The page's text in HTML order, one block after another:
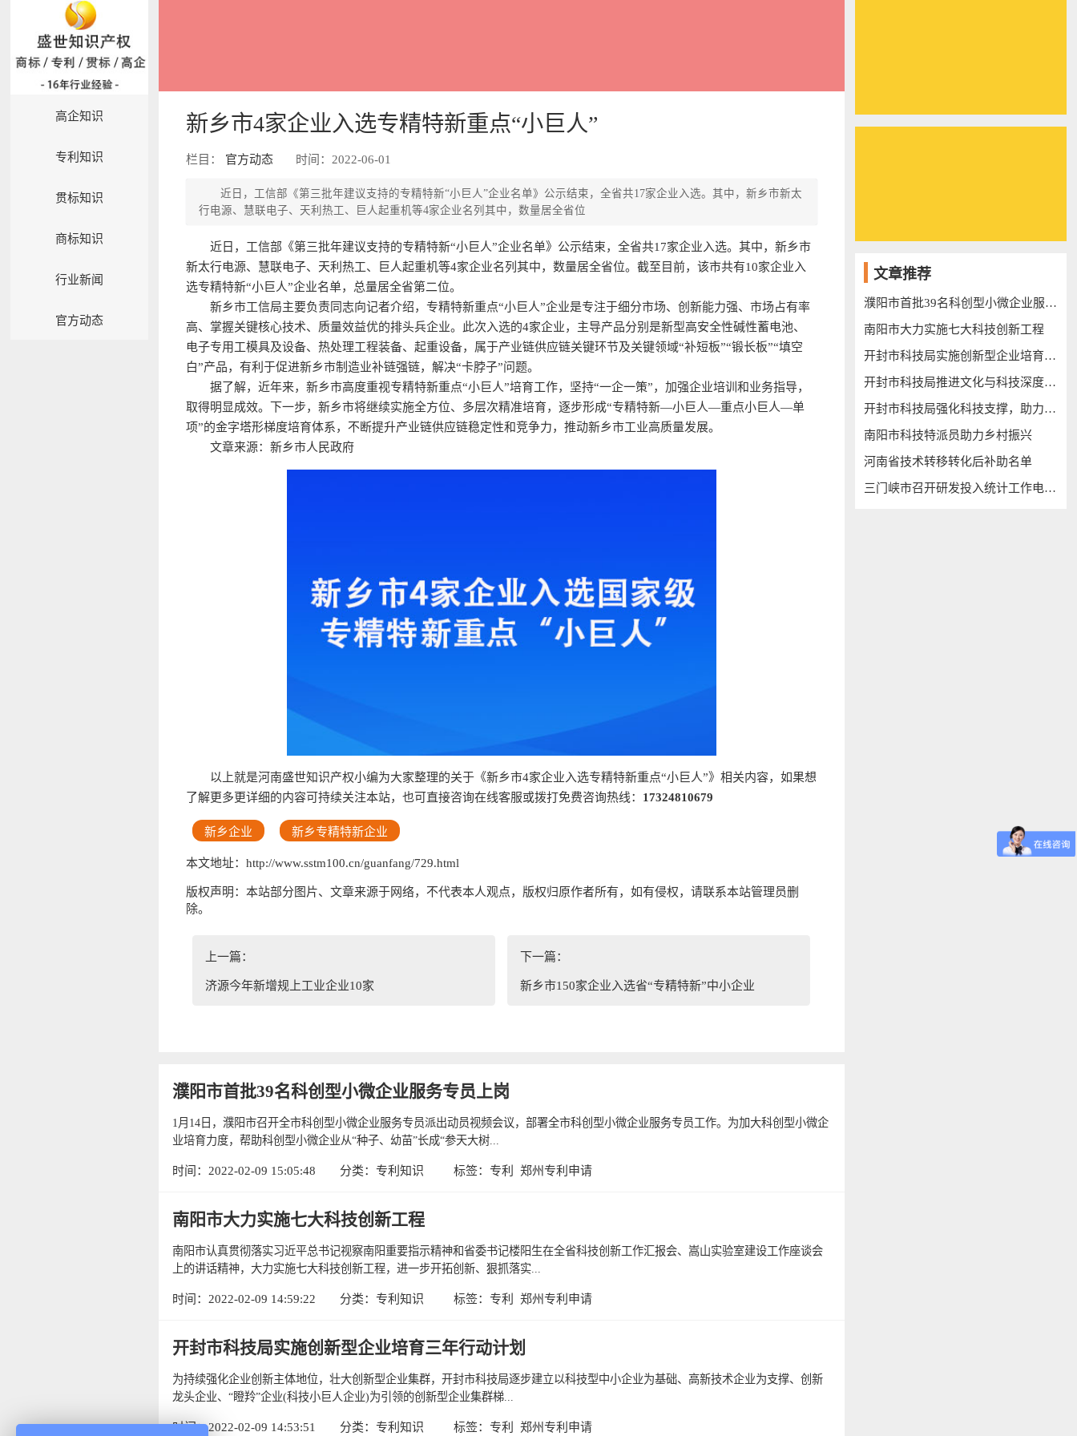
高企知识
专利知识
贯标知识
商标知识
行业新闻
官方动态
新乡市4家企业入选专精特新重点“小巨人”
栏目： 官方动态 时间：2022-06-01
近日，工信部《第三批年建议支持的专精特新“小巨人”企业名单》公示结束，全省共17家企业入选。其中，新乡市新太
行电源、慧联电子、天利热工、巨人起重机等4家企业名列其中，数量居全省位
近日，工信部《第三批年建议支持的专精特新“小巨人”企业名单》公示结束，全省共17家企业入选。其中，新乡市
新太行电源、慧联电子、天利热工、巨人起重机等4家企业名列其中，数量居全省位。截至目前，该市共有10家企业入
选专精特新“小巨人”企业名单，总量居全省第二位。
新乡市工信局主要负责同志向记者介绍，专精特新重点“小巨人”企业是专注于细分市场、创新能力强、市场占有率
高、掌握关键核心技术、质量效益优的排头兵企业。此次入选的4家企业，主导产品分别是新型高安全性碱性蓄电池、
电子专用工模具及设备、热处理工程装备、起重设备，属于产业链供应链关键环节及关键领域“补短板”“锻长板”“填空
白”产品，有利于促进新乡市制造业补链强链，解决“卡脖子”问题。
据了解，近年来，新乡市高度重视专精特新重点“小巨人”培育工作，坚持“一企一策”，加强企业培训和业务指导，
取得明显成效。下一步，新乡市将继续实施全方位、多层次精准培育，逐步形成“专精特新—小巨人—重点小巨人—单
项”的金字塔形梯度培育体系，不断提升产业链供应链稳定性和竞争力，推动新乡市工业高质量发展。
文章来源：新乡市人民政府
以上就是河南盛世知识产权小编为大家整理的关于《新乡市4家企业入选专精特新重点“小巨人”》相关内容，如果想
了解更多更详细的内容可持续关注本站，也可直接咨询在线客服或拨打免费咨询热线： 17324810679
新乡企业 新乡专精特新企业
本文地址：http://www.sstm100.cn/guanfang/729.html
版权声明：本站部分图片、文章来源于网络，不代表本人观点，版权归原作者所有，如有侵权，请联系本站管理员删
除。
上一篇：
济源今年新增规上工业企业10家
下一篇：
新乡市150家企业入选省“专精特新”中小企业
濮阳市首批39名科创型小微企业服务专员上岗
1月14日，濮阳市召开全市科创型小微企业服务专员派出动员视频会议，部署全市科创型小微企业服务专员工作。为加大科创型小微企
业培育力度，帮助科创型小微企业从“种子、幼苗”长成“参天大树...
时间：2022-02-09 15:05:48 分类： 专利知识 标签：专利 郑州专利申请
南阳市大力实施七大科技创新工程
南阳市认真贯彻落实习近平总书记视察南阳重要指示精神和省委书记楼阳生在全省科技创新工作汇报会、嵩山实验室建设工作座谈会
上的讲话精神，大力实施七大科技创新工程，进一步开拓创新、狠抓落实...
时间：2022-02-09 14:59:22 分类： 专利知识 标签：专利 郑州专利申请
开封市科技局实施创新型企业培育三年行动计划
为持续强化企业创新主体地位，壮大创新型企业集群，开封市科技局逐步建立以科技型中小企业为基础、高新技术企业为支撑、创新
龙头企业、“瞪羚”企业(科技小巨人企业)为引领的创新型企业集群梯...
时间：2022-02-09 14:53:51 分类： 专利知识 标签：专利 郑州专利申请
文章推荐
濮阳市首批39名科创型小微企业服务专员上岗
南阳市大力实施七大科技创新工程
开封市科技局实施创新型企业培育三年行动计划
开封市科技局推进文化与科技深度融合
开封市科技局强化科技支撑，助力“万人助万企”
南阳市科技特派员助力乡村振兴
河南省技术转移转化后补助名单
三门峡市召开研发投入统计工作电视电话会议